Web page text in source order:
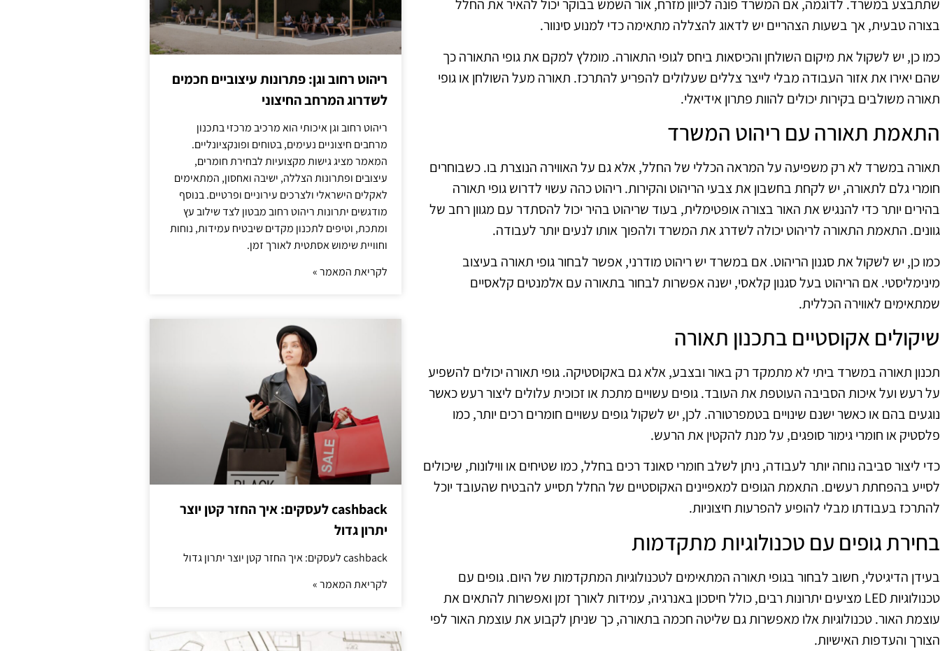
שתתבצע במשרד. לדוגמה, אם המשרד פונה לכיוון מזרח, אור השמש בבוקר יכול להאיר את החלל
בצורה טבעית, אך בשעות הצהריים יש לדאוג להצללה מתאימה כדי למנוע סינוור.
כמו כן, יש לשקול את מיקום השולחן והכיסאות ביחס לגופי התאורה. מומלץ למקם את גופי התאורה כך
שהם יאירו את אזור העבודה מבלי לייצר צללים שעלולים להפריע להתרכז. תאורה מעל השולחן או גופי
תאורה משולבים בקירות יכולים להוות פתרון אידיאלי.
התאמת תאורה עם ריהוט המשרד
תאורה במשרד לא רק משפיעה על המראה הכללי של החלל, אלא גם על האווירה הנוצרת בו. כשבוחרים
חומרי גלם לתאורה, יש לקחת בחשבון את צבעי הריהוט והקירות. ריהוט כהה עשוי לדרוש גופי תאורה
בהירים יותר כדי להנגיש את האור בצורה אופטימלית, בעוד שריהוט בהיר יכול להסתדר עם מגוון רחב של
גוונים. התאמת התאורה לריהוט יכולה לשדרג את המשרד ולהפוך אותו לנעים יותר לעבודה.
כמו כן, יש לשקול את סגנון הריהוט. אם במשרד יש ריהוט מודרני, אפשר לבחור גופי תאורה בעיצוב
מינימליסטי. אם הריהוט בעל סגנון קלאסי, ישנה אפשרות לבחור בתאורה עם אלמנטים קלאסיים
שמתאימים לאווירה הכללית.
שיקולים אקוסטיים בתכנון תאורה
תכנון תאורה במשרד ביתי לא מתמקד רק באור ובצבע, אלא גם באקוסטיקה. גופי תאורה יכולים להשפיע
על רעש ועל איכות הסביבה העוטפת את העובד. גופים עשויים מתכת או זכוכית עלולים ליצור רעש כאשר
נוגעים בהם או כאשר ישנם שינויים בטמפרטורה. לכן, יש לשקול גופים עשויים חומרים רכים יותר, כמו
פלסטיק או חומרי גימור סופגים, על מנת להקטין את הרעש.
כדי ליצור סביבה נוחה יותר לעבודה, ניתן לשלב חומרי סאונד רכים בחלל, כמו שטיחים או ווילונות, שיכולים
לסייע בהפחתת רעשים. התאמת הגופים למאפיינים האקוסטיים של החלל תסייע להבטיח שהעובד יוכל
להתרכז בעבודתו מבלי להופיע להפרעות חיצוניות.
בחירת גופים עם טכנולוגיות מתקדמות
בעידן הדיגיטלי, חשוב לבחור בגופי תאורה המתאימים לטכנולוגיות המתקדמות של היום. גופים עם
טכנולוגיות LED מציעים יתרונות רבים, כולל חיסכון באנרגיה, עמידות לאורך זמן ואפשרות להתאים את
עוצמת האור. טכנולוגיות אלו מאפשרות גם שליטה חכמה בתאורה, כך שניתן לקבוע את עוצמת האור לפי
הצורך והעדפות האישיות.
ריהוט רחוב וגן: פתרונות עיצוביים חכמים
לשדרוג המרחב החיצוני
ריהוט רחוב וגן איכותי הוא מרכיב מרכזי בתכנון
מרחבים חיצוניים נעימים, בטוחים ופונקציונליים.
המאמר מציג גישות מקצועיות לבחירת חומרים,
עיצובים ופתרונות הצללה, ישיבה ואחסון, המתאימים
לאקלים הישראלי ולצרכים עירוניים ופרטיים. בנוסף
מודגשים יתרונות ריהוט רחוב מבטון לצד שילוב עץ
ומתכת, וטיפים לתכנון מקדים שיבטיח עמידות, נוחות
וחוויית שימוש אסתטית לאורך זמן.
לקריאת המאמר »
cashback לעסקים: איך החזר קטן יוצר
יתרון גדול
cashback לעסקים: איך החזר קטן יוצר יתרון גדול
לקריאת המאמר »